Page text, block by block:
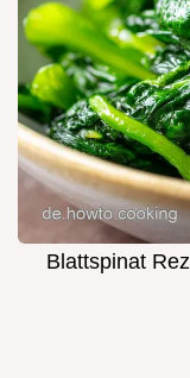
Blattspinat